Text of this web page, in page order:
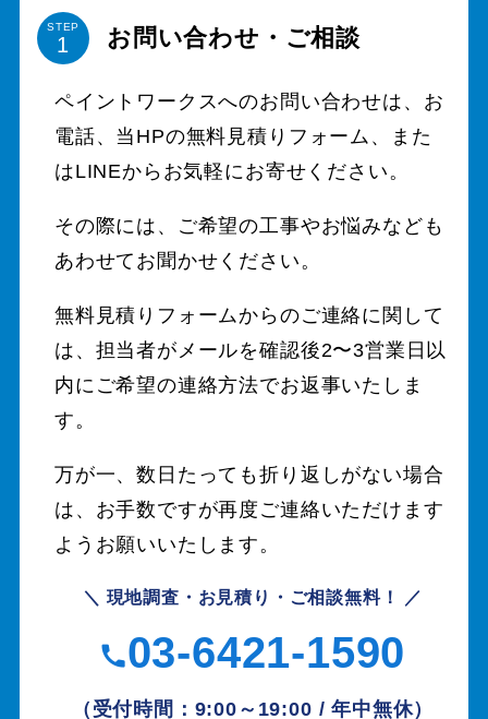
STEP お問い合わせ・ご相談
ペイントワークスへのお問い合わせは、お
電話、当HPの無料見積りフォーム、また
はLINEからお気軽にお寄せください。
その際には、ご希望の工事やお悩みなども
あわせてお聞かせください。
無料見積りフォームからのご連絡に関して
は、担当者がメールを確認後2〜3営業日以
内にご希望の連絡方法でお返事いたしま
す。
万が一、数日たっても折り返しがない場合
は、お手数ですが再度ご連絡いただけます
ようお願いいたします。
＼ 現地調査・お見積り・ご相談無料！ ／
03-6421-1590
（受付時間：9:00～19:00 / 年中無休）